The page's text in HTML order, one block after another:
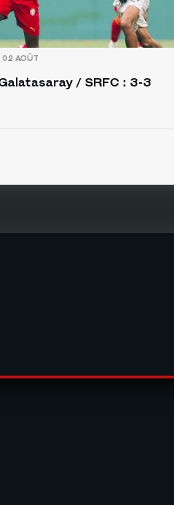
02 AOÛT
/ SRFC : 3-3